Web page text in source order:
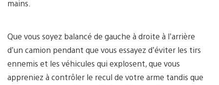
mains.
Que vous soyez balancé de gauche à droite à l’arrière
d’un camion pendant que vous essayez d’éviter les tirs
ennemis et les véhicules qui explosent, que vous
appreniez à contrôler le recul de votre arme tandis que